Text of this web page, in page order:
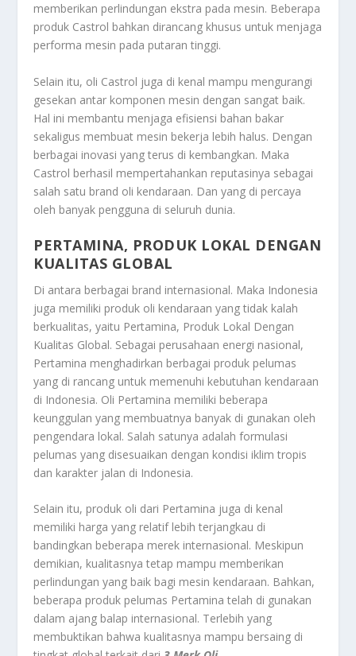
memberikan perlindungan ekstra pada mesin. Beberapa
produk Castrol bahkan dirancang khusus untuk menjaga
performa mesin pada putaran tinggi.
Selain itu, oli Castrol juga di kenal mampu mengurangi
gesekan antar komponen mesin dengan sangat baik.
Hal ini membantu menjaga efisiensi bahan bakar
sekaligus membuat mesin bekerja lebih halus. Dengan
berbagai inovasi yang terus di kembangkan. Maka
Castrol berhasil mempertahankan reputasinya sebagai
salah satu brand oli kendaraan. Dan yang di percaya
oleh banyak pengguna di seluruh dunia.
PERTAMINA, PRODUK LOKAL DENGAN
KUALITAS GLOBAL
Di antara berbagai brand internasional. Maka Indonesia
juga memiliki produk oli kendaraan yang tidak kalah
berkualitas, yaitu Pertamina, Produk Lokal Dengan
Kualitas Global. Sebagai perusahaan energi nasional,
Pertamina menghadirkan berbagai produk pelumas
yang di rancang untuk memenuhi kebutuhan kendaraan
di Indonesia. Oli Pertamina memiliki beberapa
keunggulan yang membuatnya banyak di gunakan oleh
pengendara lokal. Salah satunya adalah formulasi
pelumas yang disesuaikan dengan kondisi iklim tropis
dan karakter jalan di Indonesia.
Selain itu, produk oli dari Pertamina juga di kenal
memiliki harga yang relatif lebih terjangkau di
bandingkan beberapa merek internasional. Meskipun
demikian, kualitasnya tetap mampu memberikan
perlindungan yang baik bagi mesin kendaraan. Bahkan,
beberapa produk pelumas Pertamina telah di gunakan
dalam ajang balap internasional. Terlebih yang
membuktikan bahwa kualitasnya mampu bersaing di